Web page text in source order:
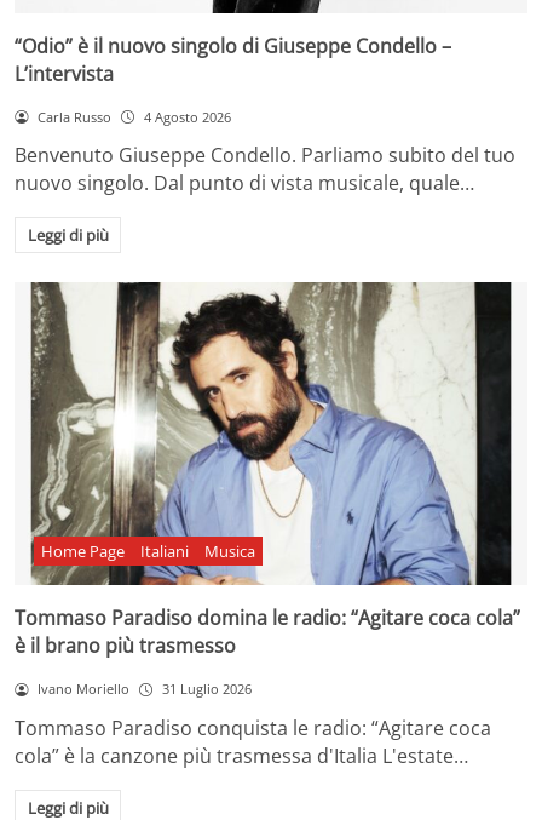
“Odio” è il nuovo singolo di Giuseppe Condello –
L’intervista
Carla Russo 4 Agosto 2026
Benvenuto Giuseppe Condello. Parliamo subito del tuo
nuovo singolo. Dal punto di vista musicale, quale…
Leggi di più
Home Page Italiani Musica
Tommaso Paradiso domina le radio: “Agitare coca cola”
è il brano più trasmesso
Ivano Moriello 31 Luglio 2026
Tommaso Paradiso conquista le radio: “Agitare coca
cola” è la canzone più trasmessa d'Italia L'estate…
Leggi di più